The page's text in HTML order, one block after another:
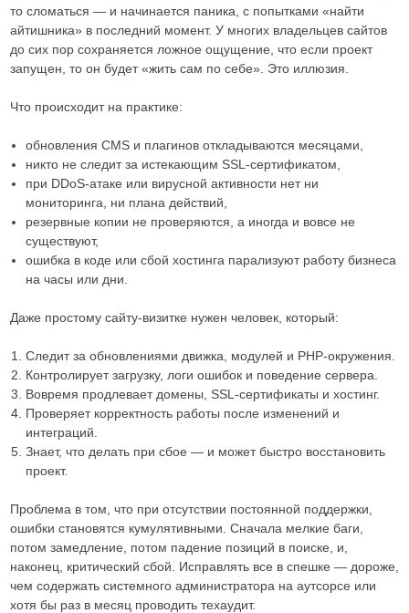
то сломаться — и начинается паника, с попытками «найти
айтишника» в последний момент. У многих владельцев сайтов
до сих пор сохраняется ложное ощущение, что если проект
запущен, то он будет «жить сам по себе». Это иллюзия.
Что происходит на практике:
обновления CMS и плагинов откладываются месяцами,
никто не следит за истекающим SSL-сертификатом,
при DDoS-атаке или вирусной активности нет ни
мониторинга, ни плана действий,
резервные копии не проверяются, а иногда и вовсе не
существуют,
ошибка в коде или сбой хостинга парализуют работу бизнеса
на часы или дни.
Даже простому сайту-визитке нужен человек, который:
Следит за обновлениями движка, модулей и PHP-окружения.
Контролирует загрузку, логи ошибок и поведение сервера.
Вовремя продлевает домены, SSL-сертификаты и хостинг.
Проверяет корректность работы после изменений и
интеграций.
Знает, что делать при сбое — и может быстро восстановить
проект.
Проблема в том, что при отсутствии постоянной поддержки,
ошибки становятся кумулятивными. Сначала мелкие баги,
потом замедление, потом падение позиций в поиске, и,
наконец, критический сбой. Исправлять все в спешке — дороже,
чем содержать системного администратора на аутсорсе или
хотя бы раз в месяц проводить техаудит.